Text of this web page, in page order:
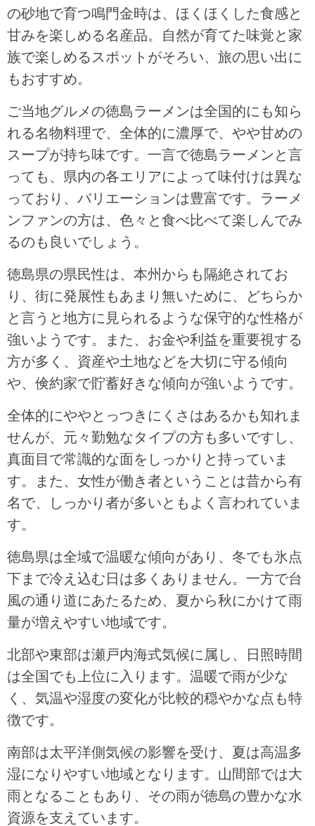
の砂地で育つ鳴門金時は、ほくほくした食感と
甘みを楽しめる名産品。自然が育てた味覚と家
族で楽しめるスポットがそろい、旅の思い出に
もおすすめ。
ご当地グルメの徳島ラーメンは全国的にも知ら
れる名物料理で、全体的に濃厚で、やや甘めの
スープが持ち味です。一言で徳島ラーメンと言
っても、県内の各エリアによって味付けは異な
っており、バリエーションは豊富です。ラーメ
ンファンの方は、色々と食べ比べて楽しんでみ
るのも良いでしょう。
徳島県の県民性は、本州からも隔絶されてお
り、街に発展性もあまり無いために、どちらか
と言うと地方に見られるような保守的な性格が
強いようです。また、お金や利益を重要視する
方が多く、資産や土地などを大切に守る傾向
や、倹約家で貯蓄好きな傾向が強いようです。
全体的にややとっつきにくさはあるかも知れま
せんが、元々勤勉なタイプの方も多いですし、
真面目で常識的な面をしっかりと持っていま
す。また、女性が働き者ということは昔から有
名で、しっかり者が多いともよく言われていま
す。
徳島県は全域で温暖な傾向があり、冬でも氷点
下まで冷え込む日は多くありません。一方で台
風の通り道にあたるため、夏から秋にかけて雨
量が増えやすい地域です。
北部や東部は瀬戸内海式気候に属し、日照時間
は全国でも上位に入ります。温暖で雨が少な
く、気温や湿度の変化が比較的穏やかな点も特
徴です。
南部は太平洋側気候の影響を受け、夏は高温多
湿になりやすい地域となります。山間部では大
雨となることもあり、その雨が徳島の豊かな水
資源を支えています。